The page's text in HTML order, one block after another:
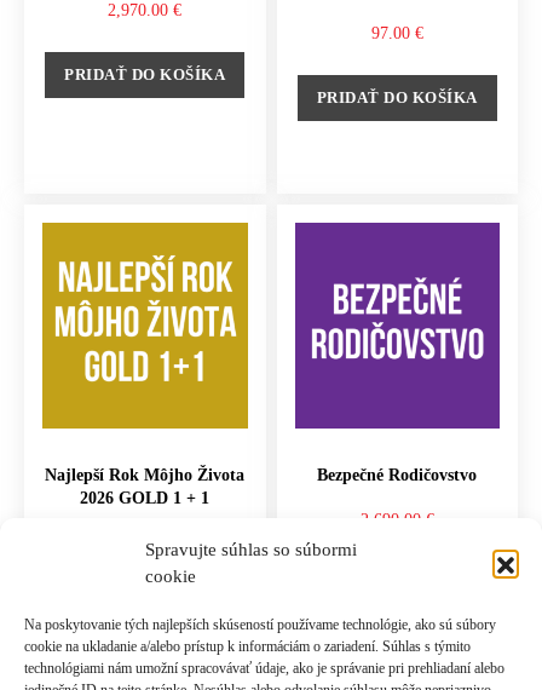
Spravujte súhlas so súbormi
cookie
Na poskytovanie tých najlepších skúseností používame technológie, ako sú súbory
cookie na ukladanie a/alebo prístup k informáciám o zariadení. Súhlas s týmito
technológiami nám umožní spracovávať údaje, ako je správanie pri prehliadaní alebo
2,970.00€
PRIDAŤ DO KOŠÍKA
97.00 €
PRIDAŤ DO KOŠÍKA
Najlepší Rok Môjho Života
2026 GOLD 1 + 1
297.00
Bezpečné Rodičovstvo
2,690.00 €